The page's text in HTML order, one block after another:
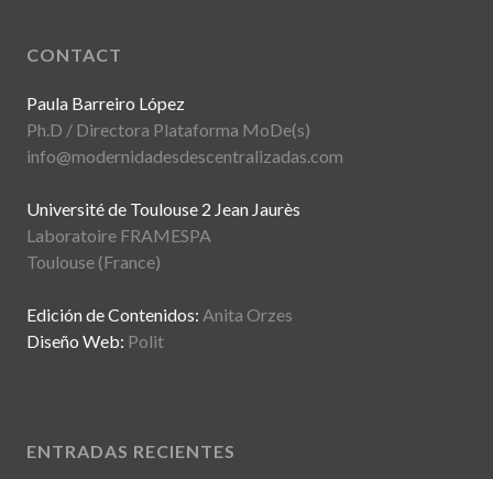
CONTACT
Paula Barreiro López
Ph.D / Directora Plataforma MoDe(s)
info@modernidadesdescentralizadas.com
Université de Toulouse 2 Jean Jaurès
Laboratoire FRAMESPA
Toulouse (France)
Edición de Contenidos: Anita Orzes
Diseño Web: Polit
ENTRADAS RECIENTES